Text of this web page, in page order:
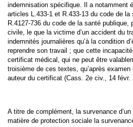
indemnisation spécifique. Il a notamment
articles L.433-1 et R.433-13 du code de la
R.4127-736 du code de la santé publique,
civile, le que la victime d’un accident du
indemnités journalières qu’à la condition
reprendre son travail ; que cette
certificat médical, qui ne peut être
troisième de ces textes, qu’après
auteur du certificat (Cass. 2e civ., 14 févr.
A titre de complément, la survenance
matière de protection sociale la